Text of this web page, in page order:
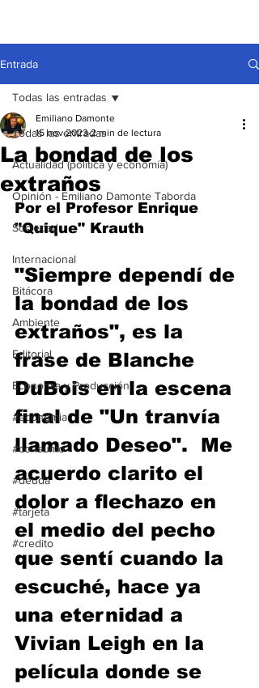
Entrada
Todas las entradas
Actualidad (política y economía)
Opinión - Emiliano Damonte Taborda
Sociedad
Internacional
Bitácora
Ambiente
Editorial
Economía y Producción
#economia
#consumo
#deuda
#tarjeta
#credito
Todas las entradas
La bondad de los
extraños
Emiliano Damonte
15 nov 2023 2 min de lectura
Por el Profesor Enrique
"Quique" Krauth
"Siempre dependí de
la bondad de los
extraños", es la
frase de Blanche
DuBois en la escena
final de "Un tranvía
llamado Deseo".  Me
acuerdo clarito el
dolor a flechazo en
el medio del pecho
que sentí cuando la
escuché, hace ya
una eternidad a
Vivian Leigh en la
película donde se